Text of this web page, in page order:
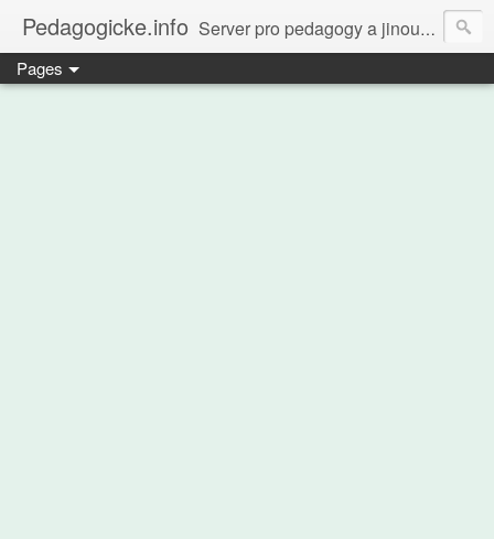
Pedagogicke.info Server pro pedagogy a jinou zvířenu
Pages